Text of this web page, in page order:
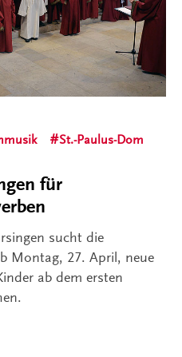
St.-Paulus-Dom
für
sucht die
Montag, 27. April, neue
ab dem ersten